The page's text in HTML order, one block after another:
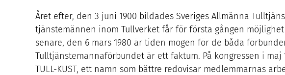
Året efter, den 3 juni 1900 bildades Sveriges Allmänna
tjänstemännen inom Tullverket får för första gången
senare, den 6 mars 1980 är tiden mogen för de båda
Tulltjänstemannaförbundet är ett faktum. På kongressen i maj
TULL-KUST, ett namn som bättre redovisar medlemmarnas